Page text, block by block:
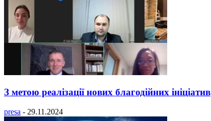
З метою реалізації нових благодійних ініціатив
presa - 29.11.2024